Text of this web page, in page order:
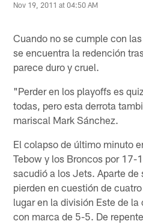
Nov 19, 2011 at 04:50 AM
Cuando no se cumple con
se encuentra la redención
parece duro y cruel.
"Perder en los playoffs es
todas, pero esta derrota
mariscal Mark Sánchez.
El colapso de último minuto
Tebow y los Broncos por 17-
sacudió a los Jets. Aparte de
pierden en cuestión de
lugar en la división Este de
con marca de 5-5. De